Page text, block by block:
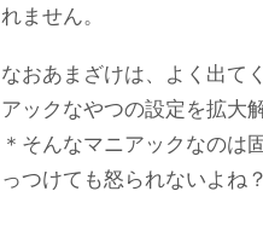
れません。
なおあまざけは、よく出て
アックなやつの設定を拡大
＊そんなマニアックなのは
っつけても怒られないよね